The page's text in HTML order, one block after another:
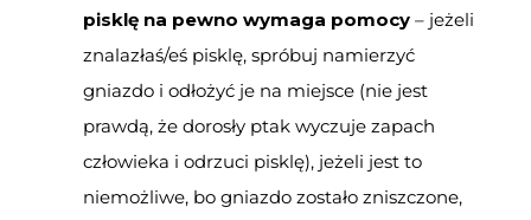
pisklę na pewno wymaga pomocy– jeżeli
znalazłaś/eś pisklę, spróbuj namierzyć
gniazdo i odłożyć je na miejsce (nie jest
prawdą, że dorosły ptak wyczuje zapach
człowieka i odrzuci pisklę), jeżeli jest to
niemożliwe, bo gniazdo zostało zniszczone,